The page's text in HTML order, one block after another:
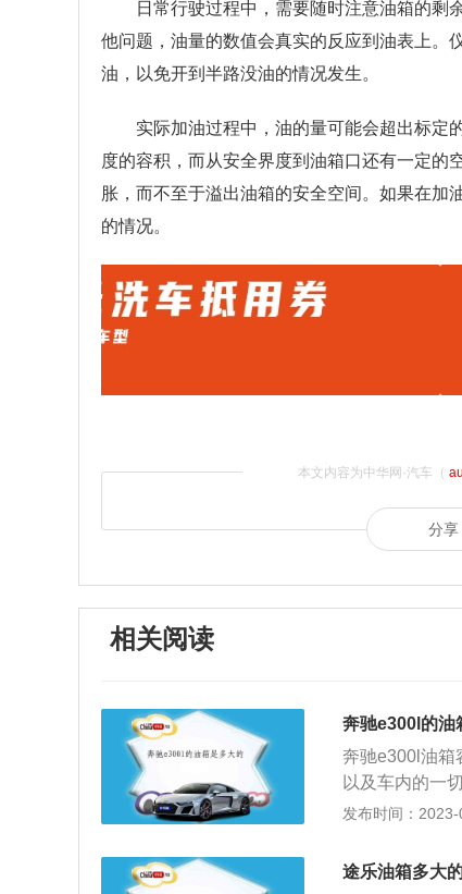
日常行驶过程中，需要随时注意油箱的剩
他问题，油量的数值会真实的反应到油表上。
油，以免开到半路没油的情况发生。
实际加油过程中，油的量可能会超出标定
度的容积，而从安全界度到油箱口还有一定的
胀，而不至于溢出油箱的安全空间。如果在加
的情况。
本文内容为中华网·汽车（
分享
相关阅读
奔驰e300l的油
奔驰e300l油箱
以及车内的一
事故。（数据
烧抗爆震的一
发布时间：
途乐油箱多大